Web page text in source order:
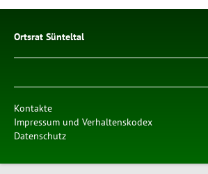
Ortsrat Sünteltal
Kontakte
Impressum und Verhaltenskodex
Datenschutz